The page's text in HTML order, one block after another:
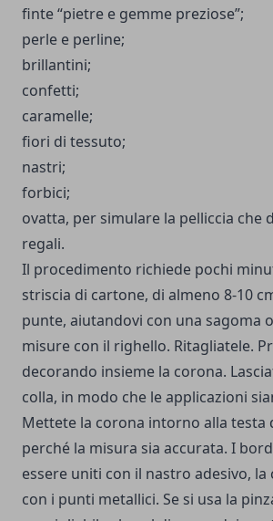
finte “pietre e gemme preziose”;
perle e perline;
brillantini;
confetti;
caramelle;
fiori di tessuto;
nastri;
forbici;
ovatta, per simulare la pelliccia che
regali.
Il procedimento richiede pochi
striscia di cartone, di almeno 8-10
punte, aiutandovi con una sagoma
misure con il righello. Ritagliatele.
decorando insieme la corona.
colla, in modo che le applicazioni
Mettete la corona intorno alla testa
perché la misura sia accurata. I
essere uniti con il nastro adesivo, la
con i punti metallici. Se si usa la